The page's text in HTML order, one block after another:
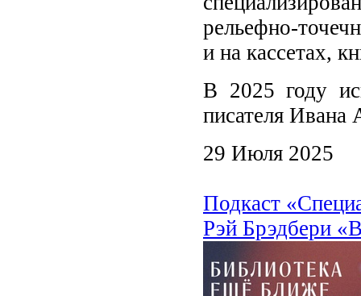
рельефно-
и на кассетах,
В 2025 году
писателя Ивана
29 Июля 2025
Подкаст
Рэй Брэдбери